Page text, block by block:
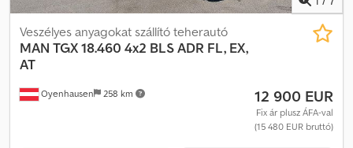
Oyenhausen 258 km
Veszélyes anyagokat szállító teherautó
MAN TGX 18.460 4x2 BLS ADR FL, EX,
AT
12 900 EUR
Fix ár plusz ÁFA-val
(15 480 EUR bruttó)